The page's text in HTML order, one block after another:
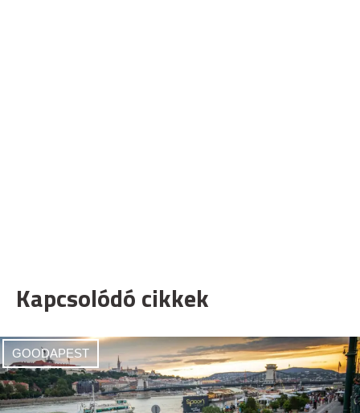
Kapcsolódó cikkek
GOODAPEST